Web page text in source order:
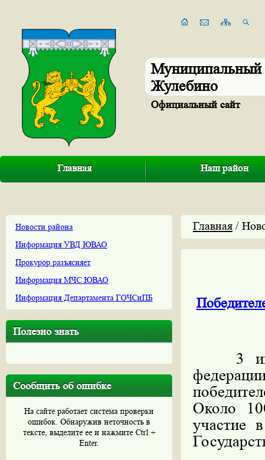
Муниципальный
Жулебино
Официальный сайт
Главная Наш район
Новости района
Информация УВД ЮВАО
Прокурор разъясняет
Информация МЧС ЮВАО
Информация Департамента ГОЧСиПБ
Полезно знать
Сообщить об ошибке
На сайте работает система проверки
ошибок. Обнаружив неточность в
тексте, выделите ее и нажмите Ctrl +
Enter.
Главная /
3
Около
участие